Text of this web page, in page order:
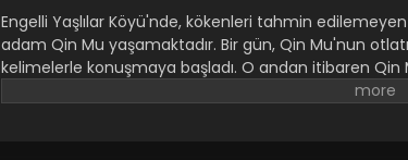
Engelli Yaşlılar Köyü'nde, kökenleri tahmin
adam Qin Mu yaşamaktadır. Bir gün, Qin Mu'nun
kelimelerle konuşmaya başladı. O andan itibaren
olan Daxu'nun tehlikelerinin ve güzelliğinin daha çok